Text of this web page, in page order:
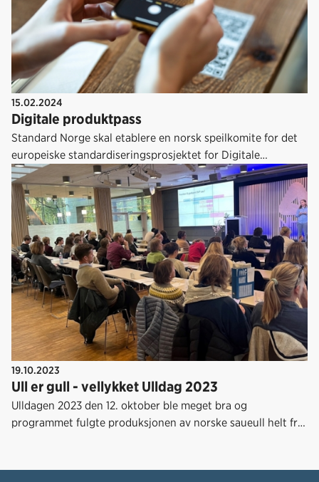
15.02.2024
Digitale produktpass
Standard Norge skal etablere en norsk speilkomite for det
europeiske standardiseringsprosjektet for Digitale
Produktpass. En speilkomite skal støtte opp under norsk
deltakelse og bidra til at norske behov blir ivaretatt i
arbeidet.
19.10.2023
Ull er gull - vellykket Ulldag 2023
Ulldagen 2023 den 12. oktober ble meget bra og
programmet fulgte produksjonen av norske saueull helt fra
fokus på mangelen på Norsk kvit saueull.